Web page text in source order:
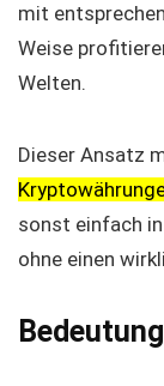
mit
Weise
Welten.
Dieser Ansatz
sonst einfach
ohne einen